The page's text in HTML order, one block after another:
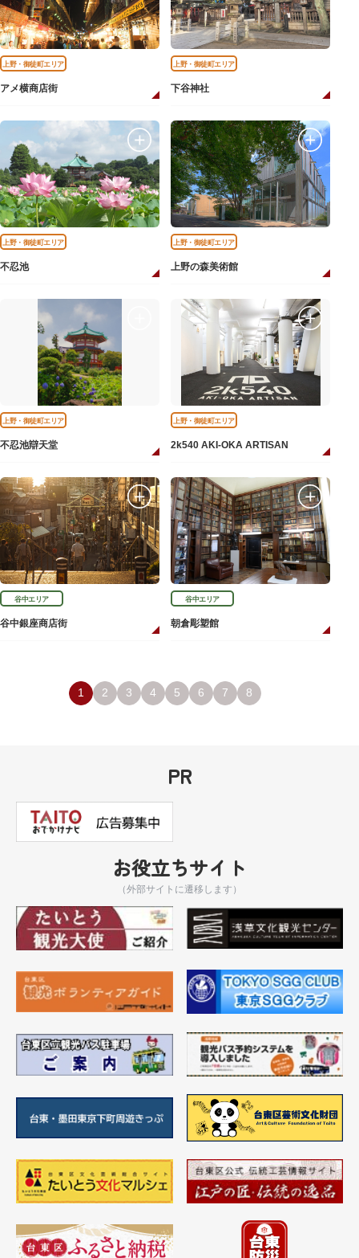
上野・御徒町エリア
アメ横商店街
上野・御徒町エリア
下谷神社
上野・御徒町エリア
不忍池
上野・御徒町エリア
上野の森美術館
上野・御徒町エリア
不忍池辯天堂
上野・御徒町エリア
2k540 AKI-OKA ARTISAN
谷中エリア
谷中銀座商店街
谷中エリア
朝倉彫塑館
1 2 3 4 5 6 7 8
PR
お役立ちサイト
（外部サイトに遷移します）